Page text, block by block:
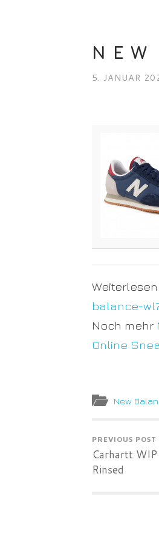
5. JANUAR
balance-
Noch mehr
Online
New
PREVIOUS POST
Carhartt
Rinsed